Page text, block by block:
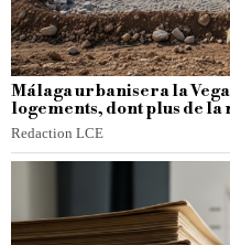
Málaga urbanisera la
logements, dont plus de
Redaction LCE